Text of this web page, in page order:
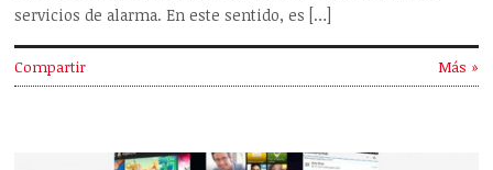
servicios de alarma. En este sentido, es […]
Compartir Más »